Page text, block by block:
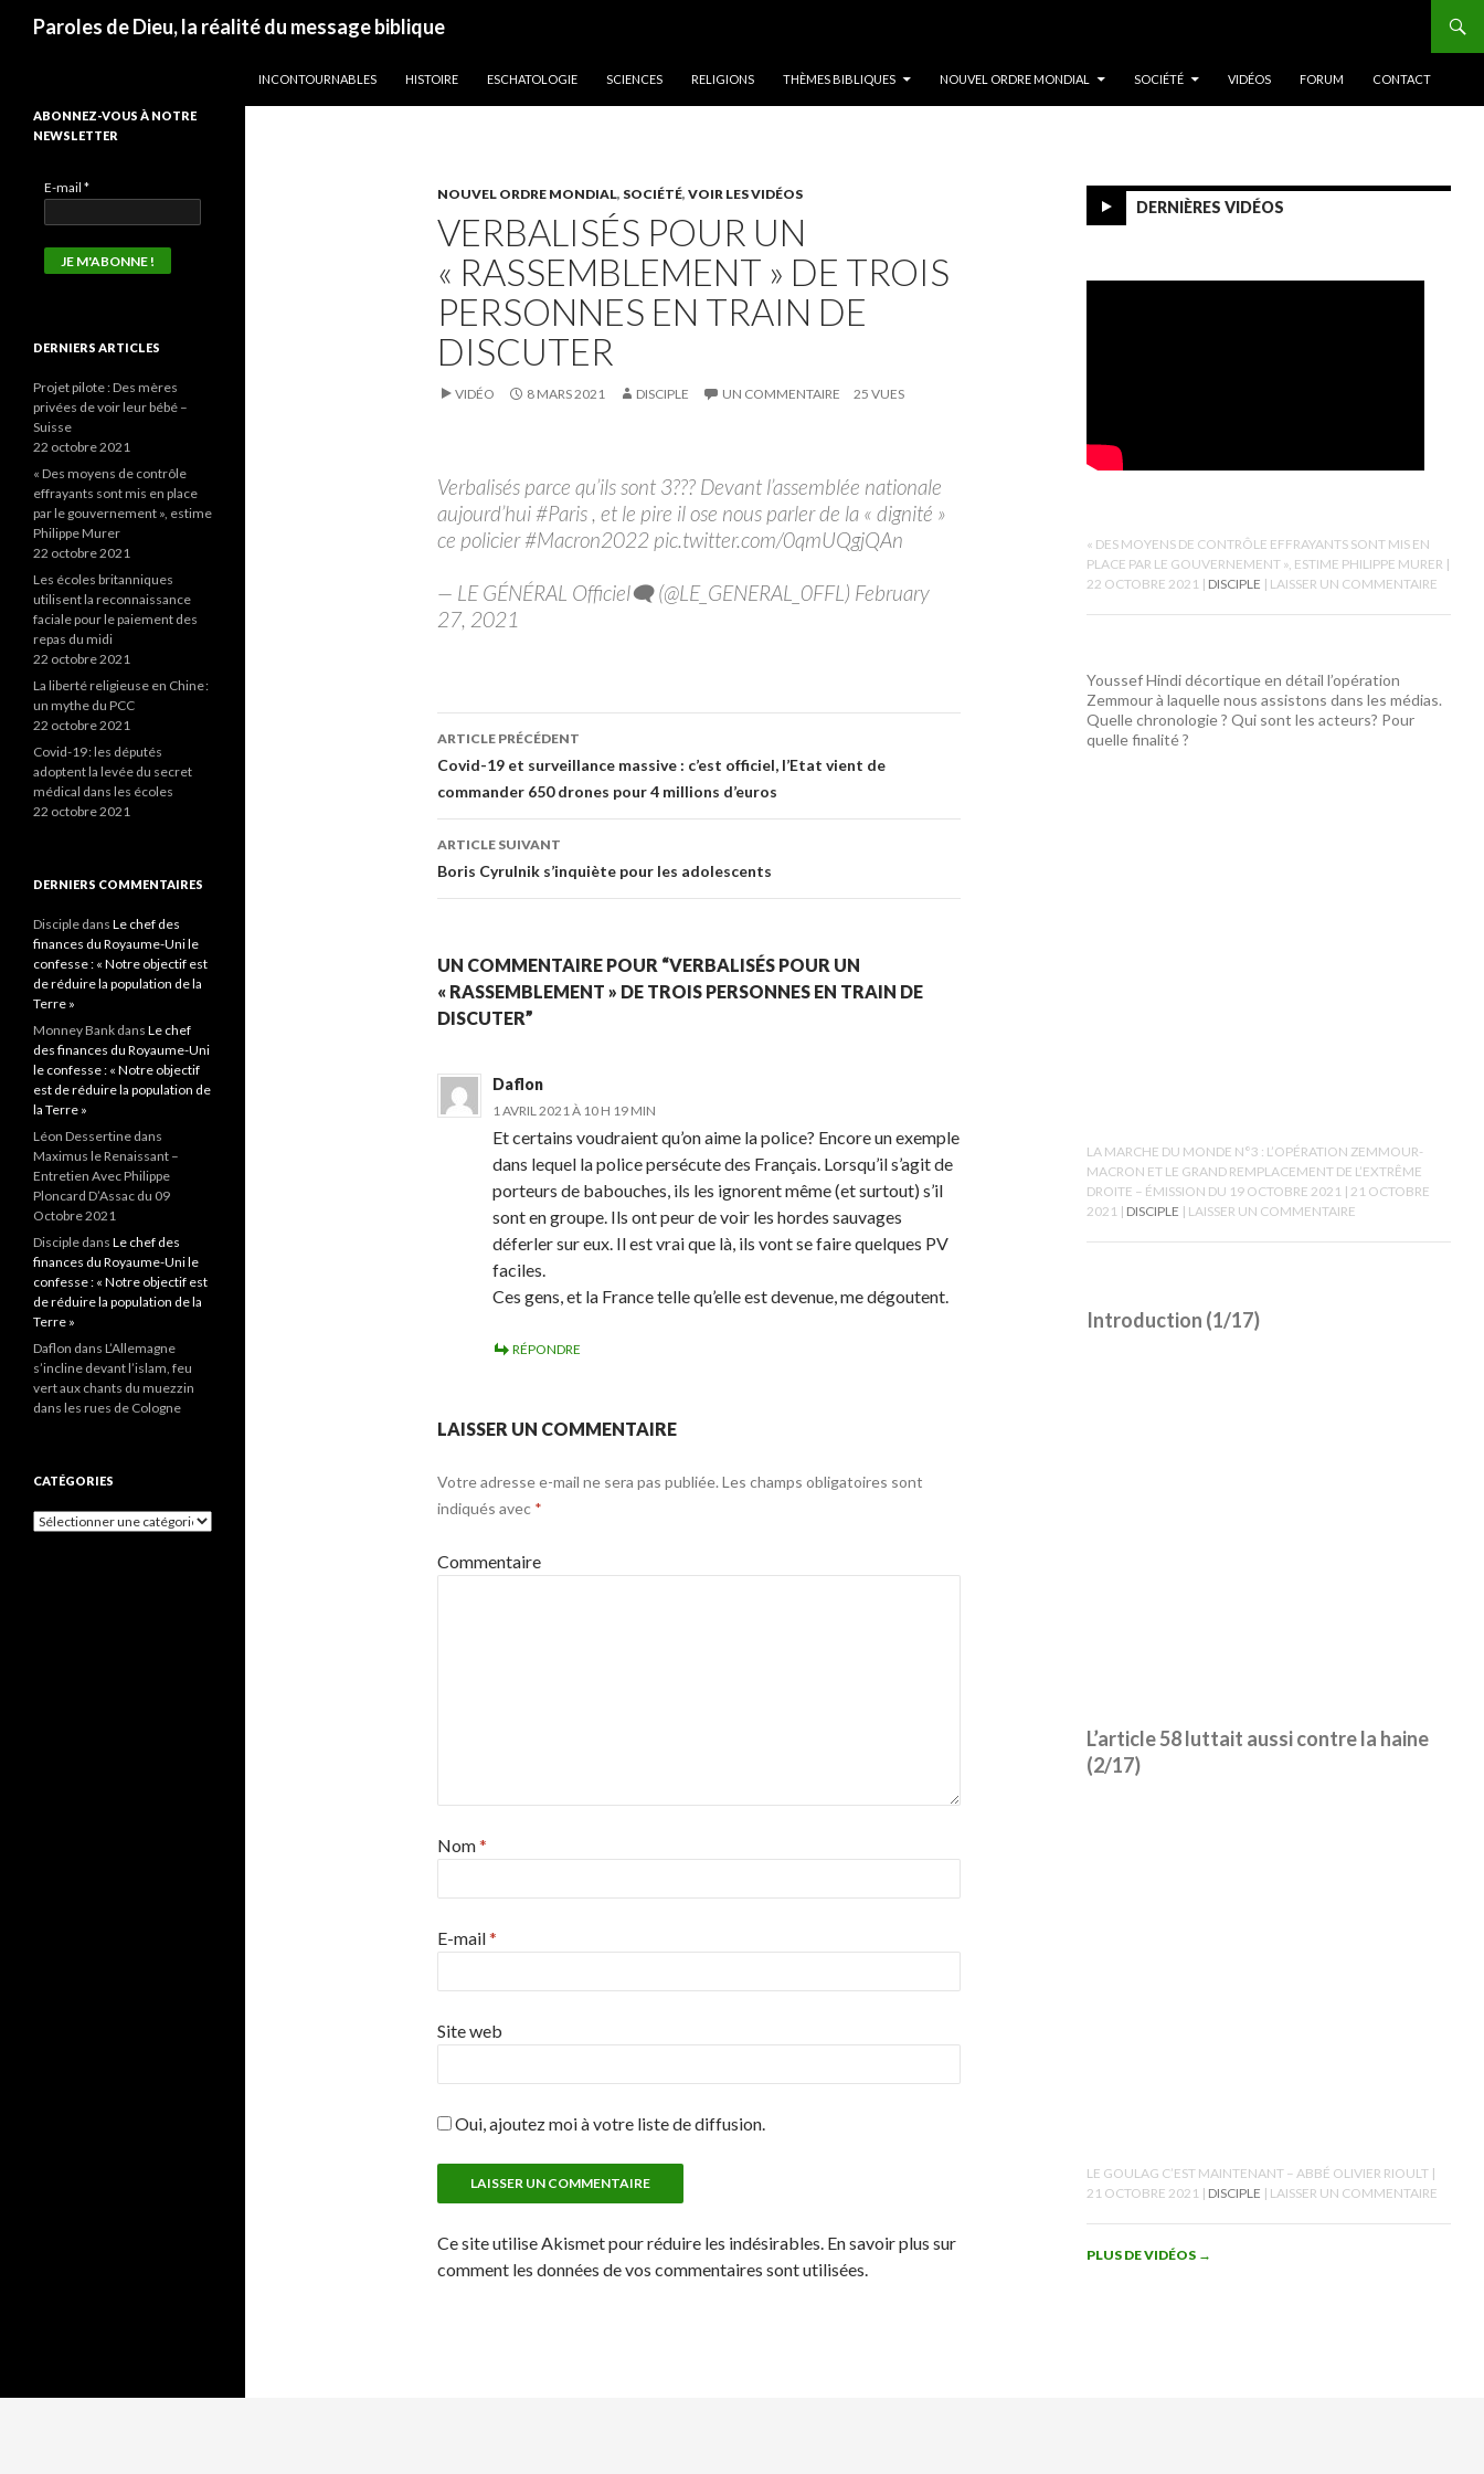
Paroles de Dieu, la réalité du message biblique
INCONTOURNABLES
HISTOIRE ESCHATOLOGIE SCIENCES RELIGIONS THÈMES BIBLIQUES NOUVEL ORDRE MONDIAL SOCIÉTÉ VIDÉOS FORUM CONTACT
NOUVEL ORDRE MONDIAL, SOCIÉTÉ, VOIR LES VIDÉOS
VERBALISÉS POUR UN
« RASSEMBLEMENT » DE TROIS
PERSONNES EN TRAIN DE
DISCUTER
VIDÉO 8 MARS 2021 DISCIPLE UN COMMENTAIRE 25 VUES
Verbalisés parce qu’ils sont 3??? Devant l’assemblée nationale
aujourd’hui #Paris , et le pire il ose nous parler de la « dignité »
ce policier #Macron2022 pic.twitter.com/0qmUQgjQAn
— LE GÉNÉRAL Officiel🗨 (@LE_GENERAL_0FFL) February
27, 2021
Navigation
des
articles
ARTICLE PRÉCÉDENT
Covid-19 et surveillance massive : c’est officiel, l’Etat vient de
commander 650 drones pour 4 millions d’euros
ARTICLE SUIVANT
Boris Cyrulnik s’inquiète pour les adolescents
UN COMMENTAIRE POUR “VERBALISÉS POUR UN
« RASSEMBLEMENT » DE TROIS PERSONNES EN TRAIN DE
DISCUTER”
Daflon
1 AVRIL 2021 À 10 H 19 MIN
Et certains voudraient qu’on aime la police? Encore un exemple
dans lequel la police persécute des Français. Lorsqu’il s’agit de
porteurs de babouches, ils les ignorent même (et surtout) s’il
sont en groupe. Ils ont peur de voir les hordes sauvages
déferler sur eux. Il est vrai que là, ils vont se faire quelques PV
faciles.
Ces gens, et la France telle qu’elle est devenue, me dégoutent.
RÉPONDRE
LAISSER UN COMMENTAIRE
Votre adresse e-mail ne sera pas publiée. Les champs obligatoires sont
indiqués avec *
Commentaire
Nom*
E-mail*
Site web
Oui, ajoutez moi à votre liste de diffusion.
Ce site utilise Akismet pour réduire les indésirables. En savoir plus sur
comment les données de vos commentaires sont utilisées.
DERNIÈRES VIDÉOS
« DES MOYENS DE CONTRÔLE EFFRAYANTS SONT MIS EN
PLACE PAR LE GOUVERNEMENT », ESTIME PHILIPPE MURER
22 OCTOBRE 2021
DISCIPLE LAISSER UN COMMENTAIRE
Youssef Hindi décortique en détail l’opération
Zemmour à laquelle nous assistons dans les médias.
Quelle chronologie ? Qui sont les acteurs? Pour
quelle finalité ?
LA MARCHE DU MONDE N°3 : L’OPÉRATION ZEMMOUR-
MACRON ET LE GRAND REMPLACEMENT DE L’EXTRÊME
DROITE – ÉMISSION DU 19 OCTOBRE 2021 21 OCTOBRE
2021
DISCIPLE LAISSER UN COMMENTAIRE
Introduction (1/17)
L’article 58 luttait aussi contre la haine
(2/17)
LE GOULAG C’EST MAINTENANT – ABBÉ OLIVIER RIOULT
21 OCTOBRE 2021
DISCIPLE LAISSER UN COMMENTAIRE
PLUS DE VIDÉOS →
ABONNEZ-VOUS À NOTRE
NEWSLETTER
E-mail *
DERNIERS ARTICLES
Projet pilote : Des mères
privées de voir leur bébé –
Suisse
22 octobre 2021
« Des moyens de contrôle
effrayants sont mis en place
par le gouvernement », estime
Philippe Murer
22 octobre 2021
Les écoles britanniques
utilisent la reconnaissance
faciale pour le paiement des
repas du midi
22 octobre 2021
La liberté religieuse en Chine :
un mythe du PCC
22 octobre 2021
Covid-19 : les députés
adoptent la levée du secret
médical dans les écoles
22 octobre 2021
DERNIERS COMMENTAIRES
Disciple dans Le chef des
finances du Royaume-Uni le
confesse : « Notre objectif est
de réduire la population de la
Terre »
Monney Bank dans Le chef
des finances du Royaume-Uni
le confesse : « Notre objectif
est de réduire la population de
la Terre »
Léon Dessertine dans
Maximus le Renaissant –
Entretien Avec Philippe
Ploncard D’Assac du 09
Octobre 2021
Disciple dans Le chef des
finances du Royaume-Uni le
confesse : « Notre objectif est
de réduire la population de la
Terre »
Daflon dans L’Allemagne
s’incline devant l’islam, feu
vert aux chants du muezzin
dans les rues de Cologne
CATÉGORIES
Catégories